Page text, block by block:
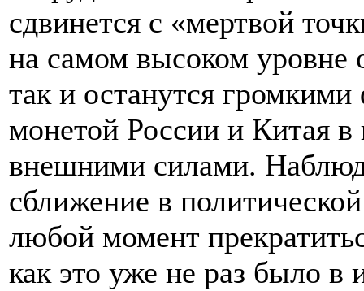
сдвинется с «мертвой
на самом высоком уровне
так и останутся
монетой России и Китая
внешними силами.
сближение в
любой момент
как это уже не раз было в